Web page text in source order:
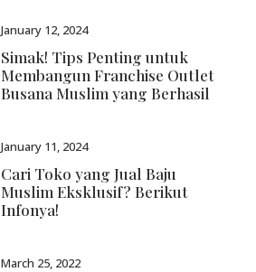
January 12, 2024
Simak! Tips Penting untuk
Membangun Franchise Outlet
Busana Muslim yang Berhasil
January 11, 2024
Cari Toko yang Jual Baju
Muslim Eksklusif? Berikut
Infonya!
March 25, 2022